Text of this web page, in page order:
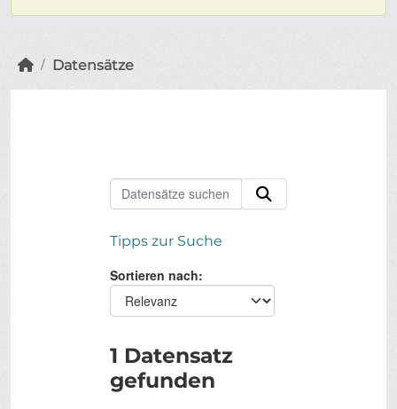
Datensätze
Tipps zur Suche
Sortieren nach
1 Datensatz
gefunden